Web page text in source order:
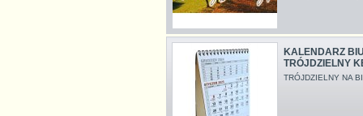
KALENDARZ
TRÓJDZIELNY
TRÓJDZIELNY NA